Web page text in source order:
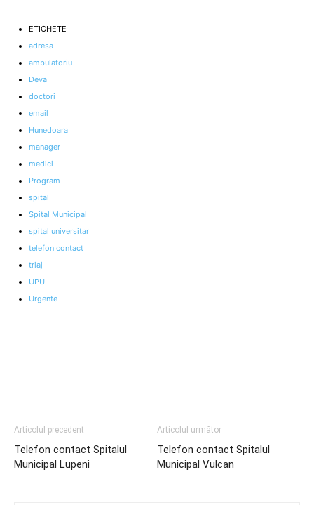
ETICHETE
adresa
ambulatoriu
Deva
doctori
email
Hunedoara
manager
medici
Program
spital
Spital Municipal
spital universitar
telefon contact
triaj
UPU
Urgente
Articolul precedent
Telefon contact Spitalul
Municipal Lupeni
Articolul următor
Telefon contact Spitalul
Municipal Vulcan